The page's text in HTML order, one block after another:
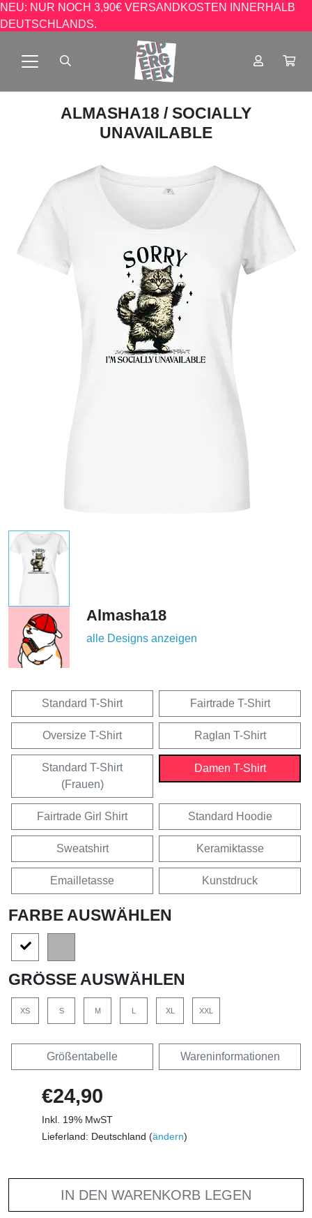
NEU: NUR NOCH 3,90€ VERSANDKOSTEN INNERHALB
DEUTSCHLANDS.
ALMASHA18 / SOCIALLY
UNAVAILABLE
Almasha18
alle Designs anzeigen
Standard T-Shirt Fairtrade T-Shirt
Oversize T-Shirt Raglan T-Shirt
Standard T-Shirt
(Frauen)
Damen T-Shirt
Fairtrade Girl Shirt Standard Hoodie
Sweatshirt Keramiktasse
Emailletasse Kunstdruck
FARBE AUSWÄHLEN
GRÖSSE AUSWÄHLEN
XS S M XL XXL
Größentabelle Wareninformationen
€24,90
Inkl. 19% MwST
Lieferland: Deutschland (ändern)
IN DEN WARENKORB LEGEN